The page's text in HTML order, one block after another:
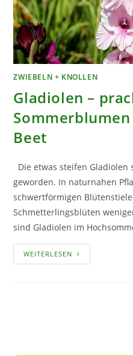
ZWIEBELN + KNOLLEN
Gladiolen –
Beet
Die etwas steifen
geworden. In naturnahen
schwertförmigen
Schmetterlingsblüten
sind Gladiolen im
WEITERLESEN GLADIOLEN
–